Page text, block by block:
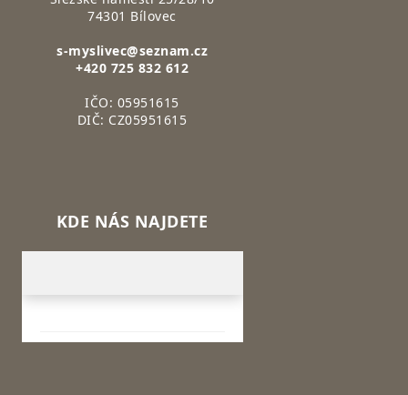
74301 Bílovec
s-myslivec@seznam.cz
+420 725 832 612
IČO: 05951615
DIČ: CZ05951615
KDE NÁS NAJDETE